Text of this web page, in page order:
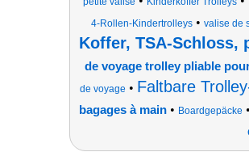
4-Rollen-Kindertrolleys• valise de
Koffer, TSA-Schloss,
de voyage trolley pliable
de voyage • Faltbare
bagages à main • Boardgepäcke